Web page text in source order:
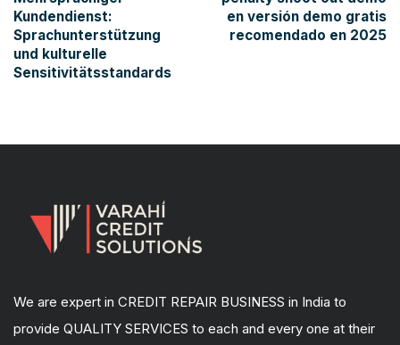
Kundendienst:
Sprachunterstützung
und kulturelle
Sensitivitätsstandards
en versión demo gratis
recomendado en 2025
We are expert in CREDIT REPAIR BUSINESS in India to
provide QUALITY SERVICES to each and every one at their